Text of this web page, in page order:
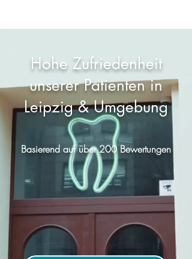
Hohe Zufriedenheit
unserer Patienten in
Leipzig & Umgebung
Basierend auf über 200 Bewertungen